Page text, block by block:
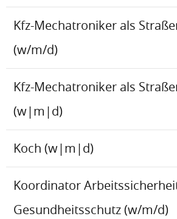
Kfz-Mechatroniker als
(w/m/d)
Kfz-Mechatroniker als
(w|m|d)
Koch (w|m|d)
Koordinator
Gesundheitsschutz (w/m/d)